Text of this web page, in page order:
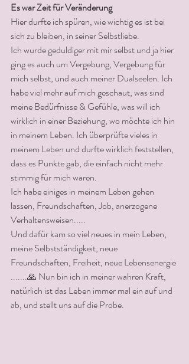
Es war Zeit für Veränderung
Hier durfte ich spüren, wie wichtig es ist bei
sich zu bleiben, in seiner Selbstliebe.
Ich wurde geduldiger mit mir selbst und ja hier
ging es auch um Vergebung, Vergebung für
mich selbst, und auch meiner Dualseelen. Ich
habe viel mehr auf mich geschaut, was sind
meine Bedürfnisse & Gefühle, was will ich
wirklich in einer Beziehung, wo möchte ich hin
in meinem Leben. Ich überprüfte vieles in
meinem Leben und durfte wirklich feststellen,
dass es Punkte gab, die einfach nicht mehr
stimmig für mich waren.
Ich habe einiges in meinem Leben gehen
lassen, Freundschaften, Job, anerzogene
Verhaltensweisen.....
Und dafür kam so viel neues in mein Leben,
meine Selbstständigkeit, neue
Freundschaften, Freiheit, neue Lebensenergie
.......🙏 Nun bin ich in meiner wahren Kraft,
natürlich ist das Leben immer mal ein auf und
ab, und stellt uns auf die Probe.